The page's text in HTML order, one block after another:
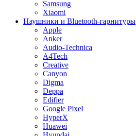
Samsung
Xiaomi
Наушники и Bluetooth-гарнитуры
Apple
Anker
Audio-Technica
A4Tech
Creative
Canyon
Digma
Deppa
Edifier
Google Pixel
HyperX
Huawei